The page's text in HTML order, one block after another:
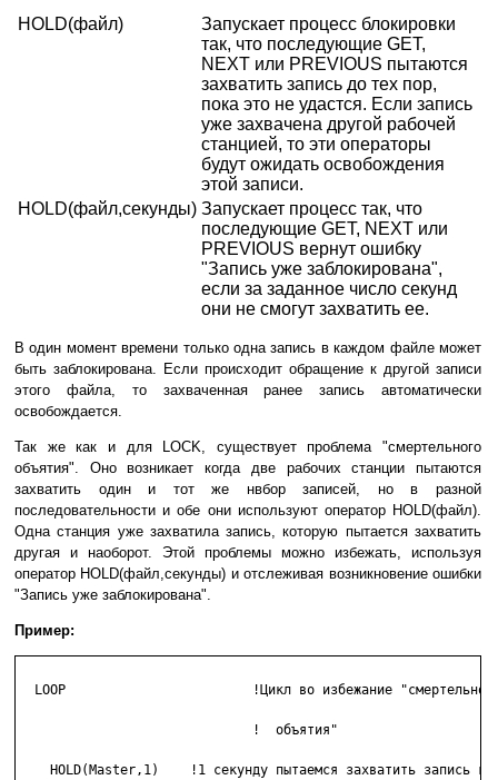
HOLD(файл)
Запускает процесс блокировки
так, что последующие GET,
NEXT или PREVIOUS пытаются
захватить запись до тех пор,
пока это не удастся. Если запись
уже захвачена другой рабочей
станцией, то эти операторы
будут ожидать освобождения
этой записи.
HOLD(файл,секунды) Запускает процесс так, что
последующие GET, NEXT или
PREVIOUS вернут ошибку
"Запись уже заблокирована",
если за заданное число секунд
они не смогут захватить ее.
В один момент времени только одна запись в каждом файле может
быть заблокирована. Если происходит обращение к другой записи
этого файла, то захваченная ранее запись автоматически
освобождается.
Так же как и для LOCK, существует проблема "смертельного
объятия". Оно возникает когда две рабочих станции пытаются
захватить один и тот же нвбор записей, но в разной
последовательности и обе они используют оператор HOLD(файл).
Одна станция уже захватила запись, которую пытается захватить
другая и наоборот. Этой проблемы можно избежать, используя
оператор HOLD(файл,секунды) и отслеживая возникновение ошибки
"Запись уже заблокирована".
Пример:
LOOP                        !Цикл во избежание
HOLD(Master,1)    !1 секунду пытаемся захватить запись